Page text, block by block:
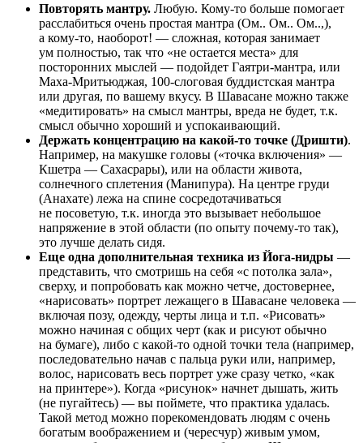
Повторять мантру. Любую. Кому-то больше помогает
расслабиться очень простая мантра (Ом.. Ом.. Ом..,),
а кому-то, наоборот! — сложная, которая занимает
ум полностью, так что «не остается места» для
посторонних мыслей — подойдет Гаятри-мантра, или
Маха-Мритьюджая, 100-слоговая буддистская мантра
или другая, по вашему вкусу. В Шавасане можно также
«медитировать» на смысл мантры, вреда не будет, т.к.
смысл обычно хороший и успокаивающий.
Держать концентрацию на какой-то точке (Дришти).
Например, на макушке головы («точка включения» —
Кшетра — Сахасрары), или на области живота,
солнечного сплетения (Манипура). На центре груди
(Анахате) лежа на спине сосредотачиваться
не посоветую, т.к. иногда это вызывает небольшое
напряжение в этой области (по опыту почему-то так),
это лучше делать сидя.
Еще одна дополнительная техника из Йога-нидры —
представить, что смотришь на себя «с потолка зала»,
сверху, и попробовать как можно четче, достовернее,
«нарисовать» портрет лежащего в Шавасане человека —
включая позу, одежду, черты лица и т.п. «Рисовать»
можно начиная с общих черт (как и рисуют обычно
на бумаге), либо с какой-то одной точки тела (например,
последовательно начав с пальца руки или, например,
волос, нарисовать весь портрет уже сразу четко, «как
на принтере»). Когда «рисунок» начнет дышать, жить
(не пугайтесь) — вы поймете, что практика удалась.
Такой метод можно порекомендовать людям с очень
богатым воображением и (чересчур) живым умом,